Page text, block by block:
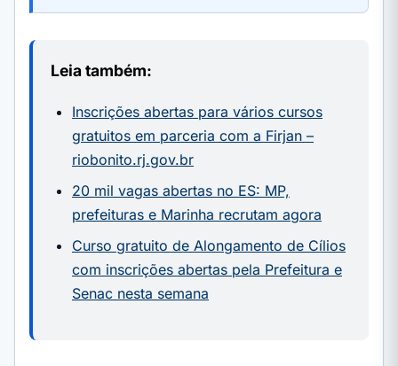
Leia também:
Inscrições abertas para vários cursos
gratuitos em parceria com a Firjan –
riobonito.rj.gov.br
20 mil vagas abertas no ES: MP,
prefeituras e Marinha recrutam agora
Curso gratuito de Alongamento de Cílios
com inscrições abertas pela Prefeitura e
Senac nesta semana